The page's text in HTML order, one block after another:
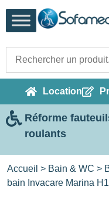
Location
Réforme
roulants
Accueil > Bain & WC >
bain Invacare Marina